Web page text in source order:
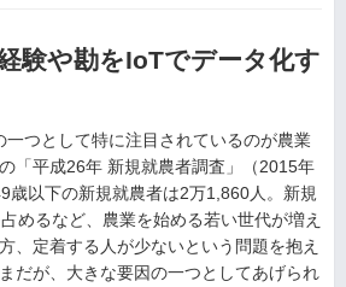
験や勘をIoTでデータ化す
一つとして特に注目されているのが農業
「平成26年 新規就農者調査」（2015年
歳以下の新規就農者は2万1,860人。新規
めるなど、農業を始める若い世代が増え
、定着する人が少ないという問題を抱え
だが、大きな要因の一つとしてあげられ